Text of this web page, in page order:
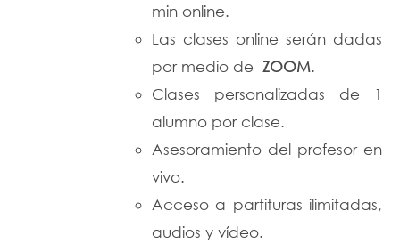
min online.
Las clases online serán dadas
por medio de ZOOM.
Clases personalizadas de 1
alumno por clase.
Asesoramiento del profesor en
vivo.
Acceso a partituras ilimitadas,
audios y vídeo.